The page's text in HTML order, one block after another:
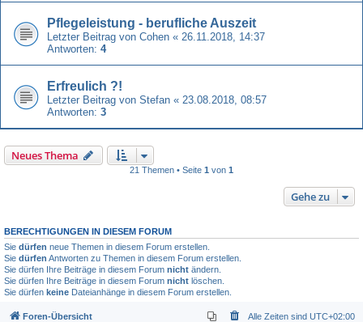
Pflegeleistung - berufliche Auszeit
Letzter Beitrag von Cohen « 26.11.2018, 14:37
Antworten: 4
Erfreulich ?!
Letzter Beitrag von Stefan « 23.08.2018, 08:57
Antworten: 3
Neues Thema
21 Themen • Seite 1 von 1
Gehe zu
BERECHTIGUNGEN IN DIESEM FORUM
Sie dürfen neue Themen in diesem Forum erstellen.
Sie dürfen Antworten zu Themen in diesem Forum erstellen.
Sie dürfen Ihre Beiträge in diesem Forum nicht ändern.
Sie dürfen Ihre Beiträge in diesem Forum nicht löschen.
Sie dürfen keine Dateianhänge in diesem Forum erstellen.
Foren-Übersicht Alle Zeiten sind UTC+02:00